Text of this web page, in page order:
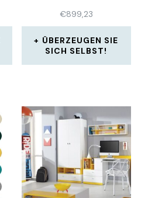
€899,23
ÜBERZEUGEN SIE
SICH SELBST!